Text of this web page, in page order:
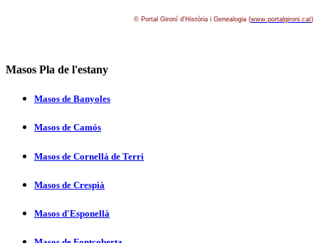
© Portal Gironí­ d'Història i Genealogia (www.portalgironi.cat)
Masos Pla de l'estany
Masos de Banyoles
Masos de Camós
Masos de Cornellà de Terri
Masos de Crespià
Masos d'Esponellà